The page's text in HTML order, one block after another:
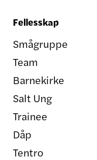
Fellesskap
Smågruppe
Team
Barnekirke
Salt Ung
Trainee
Dåp
Tentro